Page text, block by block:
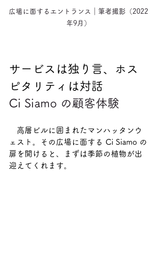
広場に面するエントランス｜筆者撮影（2022
年9月）
サービスは独り言、ホス
ピタリティは対話
Ci Siamo の顧客体験
高層ビルに囲まれたマンハッタンウ
ェスト。その広場に面する Ci Siamo の
扉を開けると、まずは季節の植物が出
迎えてくれます。